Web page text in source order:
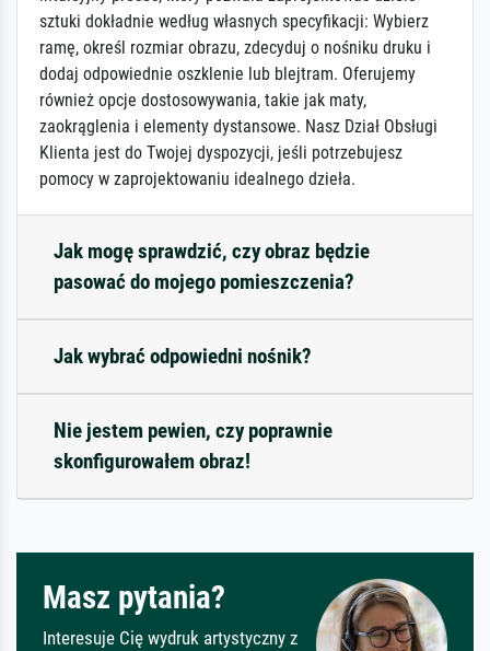
sztuki dokładnie według własnych specyfikacji: Wybierz
ramę, określ rozmiar obrazu, zdecyduj o nośniku druku i
dodaj odpowiednie oszklenie lub blejtram. Oferujemy
również opcje dostosowywania, takie jak maty,
zaokrąglenia i elementy dystansowe. Nasz Dział Obsługi
Klienta jest do Twojej dyspozycji, jeśli potrzebujesz
pomocy w zaprojektowaniu idealnego dzieła.
Jak mogę sprawdzić, czy obraz będzie
pasować do mojego pomieszczenia?
Jak wybrać odpowiedni nośnik?
Nie jestem pewien, czy poprawnie
skonfigurowałem obraz!
Masz pytania?
Interesuje Cię wydruk artystyczny z